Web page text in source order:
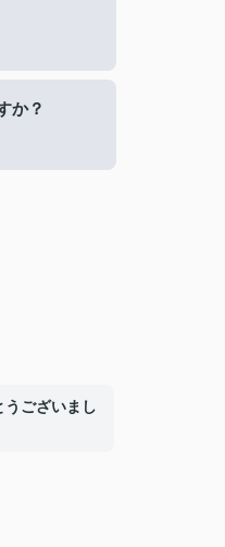
か？
うございまし